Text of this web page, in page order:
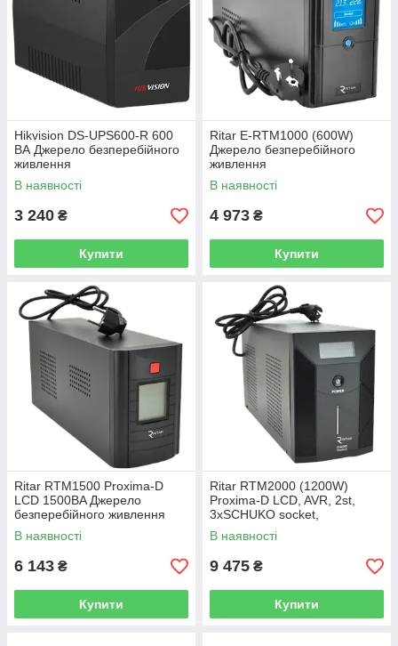
Hikvision DS-UPS600-R 600
ВА Джерело безперебійного
живлення
В наявності
3 240 ₴
Купити
Ritar E-RTM1000 (600W)
Джерело безперебійного
живлення
В наявності
4 973 ₴
Купити
Ritar RTM1500 Proxima-D
LCD 1500ВA Джерело
безперебійного живлення
В наявності
6 143 ₴
Купити
Ritar RTM2000 (1200W)
Proxima-D LCD, AVR, 2st,
3xSCHUKO socket,
4x12V7,5Ah Джерела
безперебійного живлення
В наявності
9 475 ₴
Купити